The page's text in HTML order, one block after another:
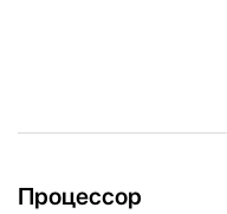
Процессор